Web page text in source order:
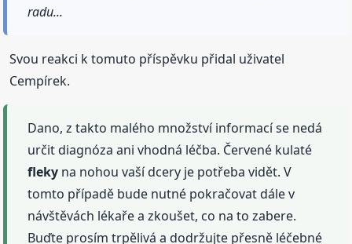
radu...
Svou reakci k tomuto příspěvku přidal uživatel
Cempírek.
Dano, z takto malého množství informací se nedá
určit diagnóza ani vhodná léčba. Červené kulaté
fleky na nohou vaší dcery je potřeba vidět. V
tomto případě bude nutné pokračovat dále v
návštěvách lékaře a zkoušet, co na to zabere.
Buďte prosím trpělivá a dodržujte přesně léčebné